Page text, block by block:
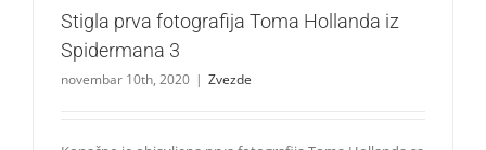
Stigla prva fotografija Toma Hollanda iz
Spidermana 3
novembar 10th, 2020 | Zvezde